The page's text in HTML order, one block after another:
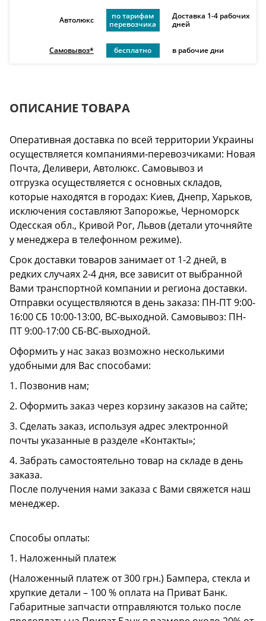
Автолюкс
по тарифам
перевозчика
Доставка 1-4 рабочих
дней
Самовывоз* бесплатно в рабочие дни
ОПИСАНИЕ ТОВАРА
Оперативная доставка по всей территории Украины
осуществляется компаниями-перевозчиками: Новая
Почта, Деливери, Автолюкс. Самовывоз и
отгрузка осуществляется с основных складов,
которые находятся в городах: Киев, Днепр, Харьков,
исключения составляют Запорожье, Черноморск
Одесская обл., Кривой Рог, Львов (детали уточняйте
у менеджера в телефонном режиме).
Срок доставки товаров занимает от 1-2 дней, в
редких случаях 2-4 дня, все зависит от выбранной
Вами транспортной компании и региона доставки.
Отправки осуществляются в день заказа: ПН-ПТ 9:00-
16:00 СБ 10:00-13:00, ВС-выходной. Самовывоз: ПН-
ПТ 9:00-17:00 СБ-ВС-выходной.
Оформить у нас заказ возможно несколькими
удобными для Вас способами:
1. Позвонив нам;
2. Оформить заказ через корзину заказов на сайте;
3. Сделать заказ, используя адрес электронной
почты указанные в разделе «Контакты»;
4. Забрать самостоятельно товар на складе в день
заказа.
После получения нами заказа с Вами свяжется наш
менеджер.
Способы оплаты:
1. Наложенный платеж
(Наложенный платеж от 300 грн.) Бампера, стекла и
хрупкие детали – 100 % оплата на Приват Банк.
Габаритные запчасти отправляются только после